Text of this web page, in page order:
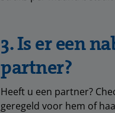
3. Is er een
partner?
Heeft u een partner?
geregeld voor hem of